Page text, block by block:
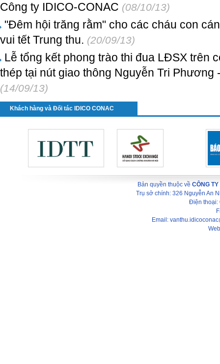
Công ty IDICO-CONAC (08/10/13)
"Đêm hội trăng rằm" cho các cháu con
vui tết Trung thu. (20/09/13)
Lễ tổng kết phong trào thi đua LĐSX trên
thép tại nút giao thông Nguyễn Tri Phương
(14/09/13)
Khách hàng và Đối tác IDICO CONAC
Bản quyền thuộc về CÔNG
Trụ sở chính: 326 Nguyễn An
Điện thoại:
Email: